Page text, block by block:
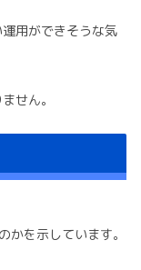
用ができそうな気
せん。
を示しています。